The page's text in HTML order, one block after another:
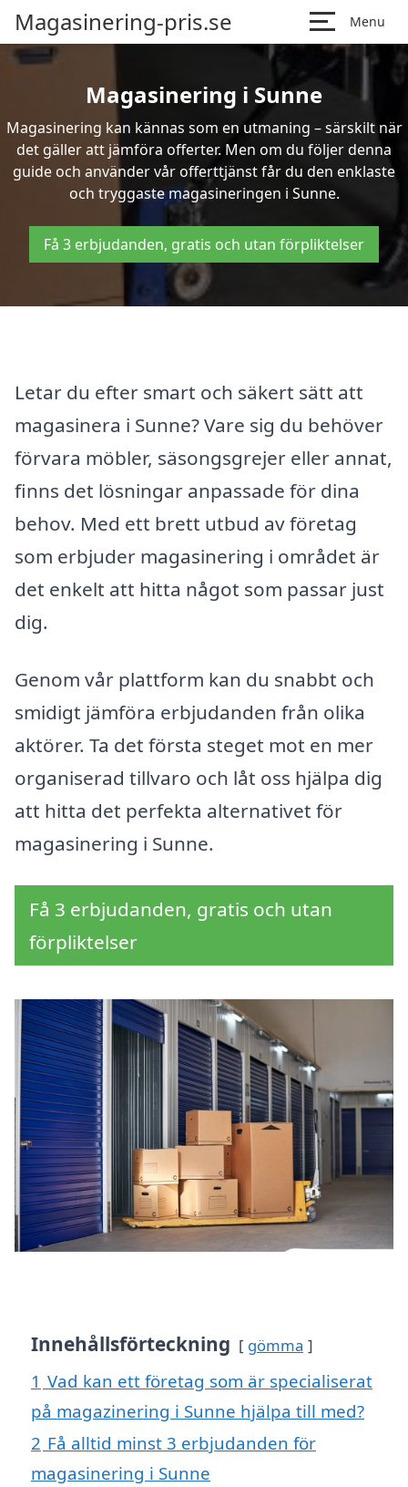
Magasinering-pris.se Menu
Magasinering i Sunne
Magasinering kan kännas som en utmaning – särskilt när
det gäller att jämföra offerter. Men om du följer denna
guide och använder vår offerttjänst får du den enklaste
och tryggaste magasineringen i Sunne.
Få 3 erbjudanden, gratis och utan förpliktelser
Letar du efter smart och säkert sätt att
magasinera i Sunne? Vare sig du behöver
förvara möbler, säsongsgrejer eller annat,
finns det lösningar anpassade för dina
behov. Med ett brett utbud av företag
som erbjuder magasinering i området är
det enkelt att hitta något som passar just
dig.
Genom vår plattform kan du snabbt och
smidigt jämföra erbjudanden från olika
aktörer. Ta det första steget mot en mer
organiserad tillvaro och låt oss hjälpa dig
att hitta det perfekta alternativet för
magasinering i Sunne.
Få 3 erbjudanden, gratis och utan
förpliktelser
Innehållsförteckning gömma
1 Vad kan ett företag som är specialiserat
på magazinering i Sunne hjälpa till med?
2 Få alltid minst 3 erbjudanden för
magasinering i Sunne